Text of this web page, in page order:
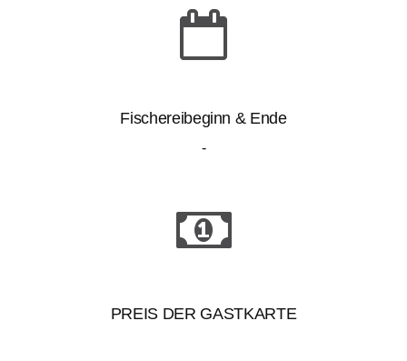
Fischereibeginn & Ende
-
PREIS DER GASTKARTE